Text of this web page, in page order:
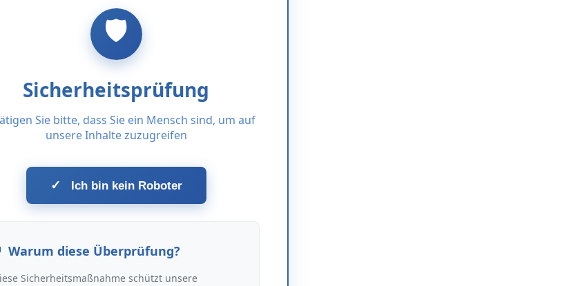
Sicherheitsprüfung
Sie bitte, dass Sie ein Mensch sind, um auf
unsere Inhalte zuzugreifen
✓ Ich bin kein Roboter
Warum diese Überprüfung?
Sicherheitsmaßnahme schützt unsere